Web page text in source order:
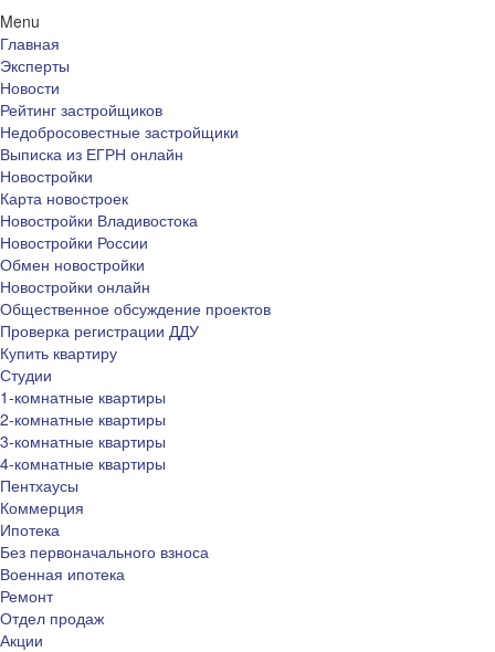
Menu
Главная
Эксперты
Новости
Рейтинг застройщиков
Недобросовестные застройщики
Выписка из ЕГРН онлайн
Новостройки
Карта новостроек
Новостройки Владивостока
Новостройки России
Обмен новостройки
Новостройки онлайн
Общественное обсуждение проектов
Проверка регистрации ДДУ
Купить квартиру
Студии
1-комнатные квартиры
2-комнатные квартиры
3-комнатные квартиры
4-комнатные квартиры
Пентхаусы
Коммерция
Ипотека
Без первоначального взноса
Военная ипотека
Ремонт
Отдел продаж
Акции